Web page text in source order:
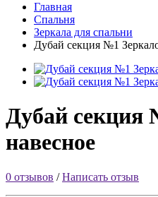
Главная
Спальня
Зеркала для спальни
Дубай секция №1
Дубай секция
навесное
0 отзывов /Написать отзыв